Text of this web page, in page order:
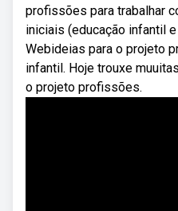
profissões para trabalhar
iniciais (educação infantil
Webideias para o projeto
infantil. Hoje trouxe
o projeto profissões.